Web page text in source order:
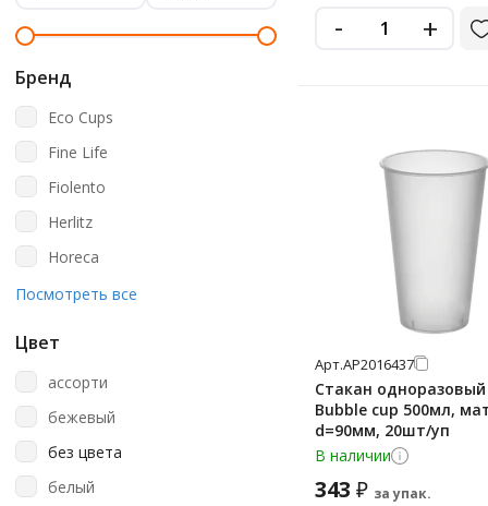
Бренд
Eco Cups
Fine Life
Fiolento
Herlitz
Horeca
Laima
Tastequality
Upax-Unity
Посмотреть все
Цвет
ассорти
бежевый
без цвета
белый
- +
Арт.АР2016437
Стакан
Bubble cup 500мл,
d=90мм, 20шт/уп
В наличии
343 ₽ за упак.